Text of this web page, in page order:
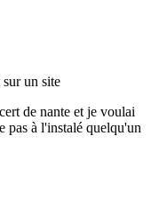
un site
de nante et je voulai
pas à l'instalé quelqu'un